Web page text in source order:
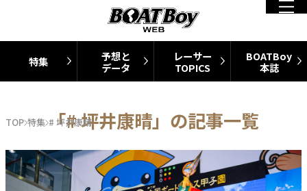
特集
予想と
データ
レーサー
TOPICS
BOATBoy
本誌
TOP 特集 # 坪井康晴
「# 坪井康晴」の記事一覧